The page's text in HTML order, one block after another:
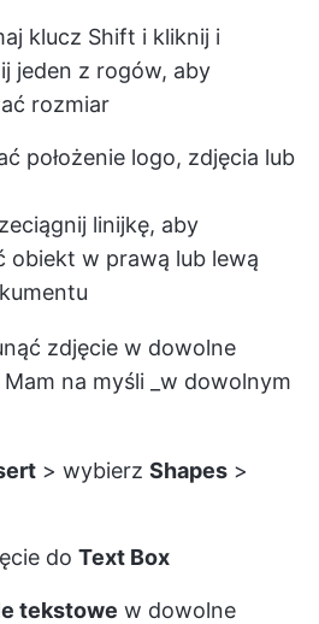
klucz Shift i kliknij i
jeden z rogów, aby
rozmiar
położenie logo, zdjęcia lub
linijkę, aby
obiekt w prawą lub lewą
zdjęcie w dowolne
na myśli _w dowolnym
> wybierz Shapes >
do Text Box
tekstowe w dowolne